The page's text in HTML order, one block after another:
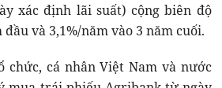
xác định lãi suất) cộng biên độ
đầu và 3,1%/năm vào 3 năm cuối.
chức, cá nhân Việt Nam và nước